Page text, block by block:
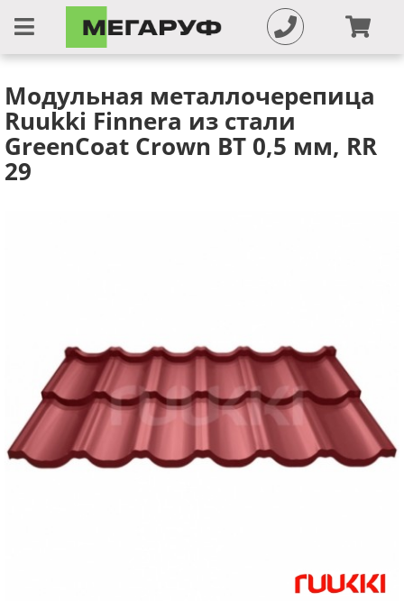
Модульная металлочерепица
Ruukki Finnera из стали
GreenCoat Crown BT 0,5 мм, RR
29